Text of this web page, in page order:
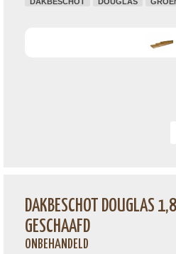
DAKBESCHOT DOUGLAS
GESCHAAFD
ONBEHANDELD